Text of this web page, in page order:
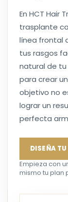
En HCT Hair
trasplante
línea frontal
tus rasgos
natural de tu
para crear
objetivo no
lograr un
perfecta
DISEÑA
Empieza con
mismo tu plan